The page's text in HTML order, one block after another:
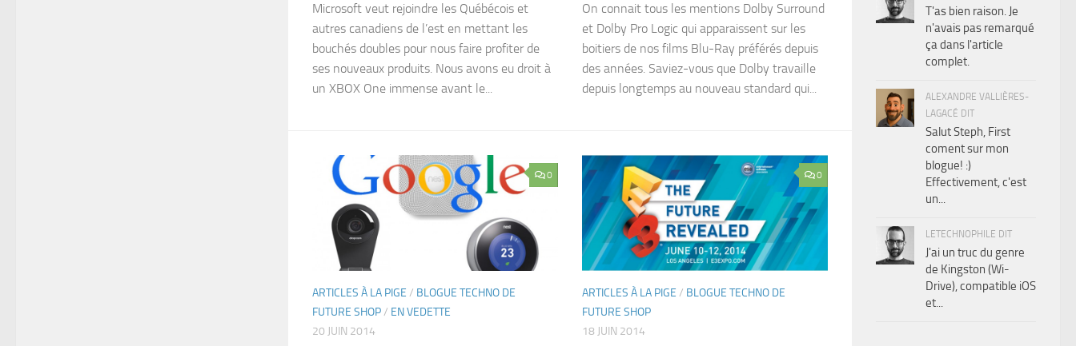
Microsoft veut rejoindre les Québécois et
autres canadiens de l’est en mettant les
bouchés doubles pour nous faire profiter de
ses nouveaux produits. Nous avons eu droit à
un XBOX One immense avant le...
On connait tous les mentions Dolby Surround
et Dolby Pro Logic qui apparaissent sur les
boitiers de nos films Blu-Ray préférés depuis
des années. Saviez-vous que Dolby travaille
depuis longtemps au nouveau standard qui...
0
ARTICLES À LA PIGE / BLOGUE TECHNO DE
FUTURE SHOP/ EN VEDETTE
20 JUIN 2014
0
ARTICLES À LA PIGE / BLOGUE TECHNO DE
FUTURE SHOP
18 JUIN 2014
T'as bien raison. Je
n'avais pas remarqué
ça dans l'article
complet.
ALEXANDRE VALLIÈRES-
LAGACÉ DIT
Salut Steph, First
coment sur mon
blogue! :)
Effectivement, c'est
un...
LETECHNOPHILE DIT
J'ai un truc du genre
de Kingston (Wi-
Drive), compatible iOS
et...